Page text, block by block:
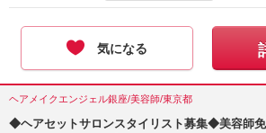
気になる
ヘアメイクエンジェル銀座/美容師/東京都
◆ヘアセットサロンスタイリスト募集◆美容師